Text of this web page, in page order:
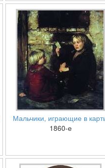
Мальчики, играющие в
1860-е